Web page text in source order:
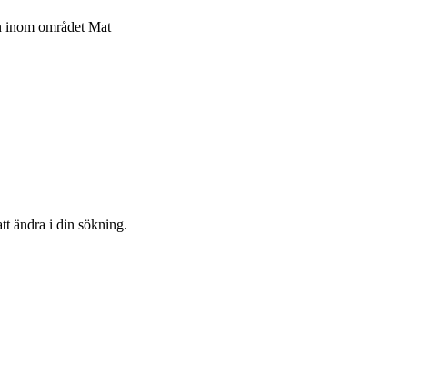
inom området Mat
ändra i din sökning.